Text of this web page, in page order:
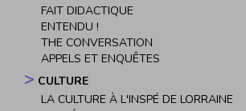
FAIT DIDACTIQUE
ENTENDU !
THE CONVERSATION
APPELS ET ENQUÊTES
CULTURE
LA CULTURE À L'INSPÉ DE LORRAINE